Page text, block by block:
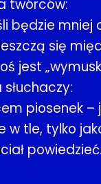
twórców:
będzie
się
jest
słuchaczy:
piosenek
w tle, tylko